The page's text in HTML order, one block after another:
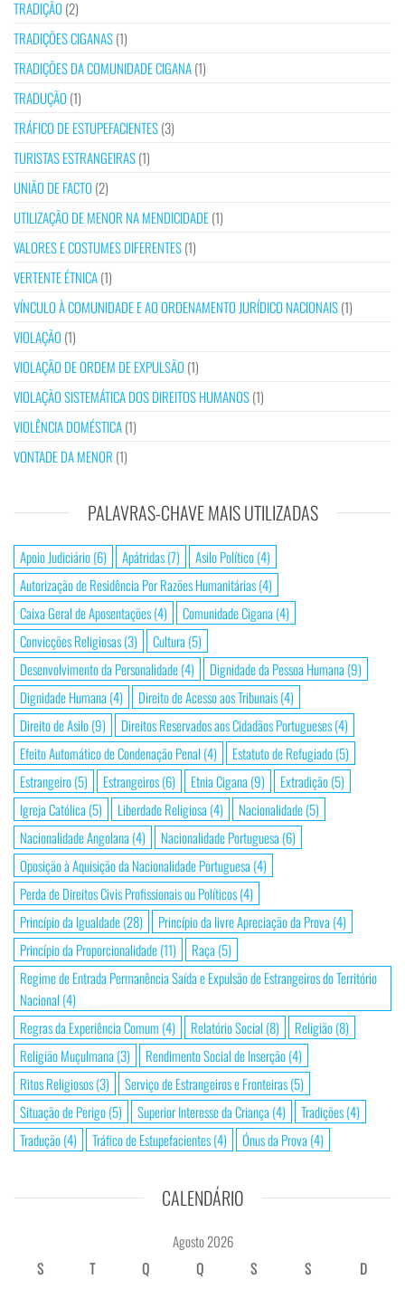
TRADIÇÃO (2)
TRADIÇÕES CIGANAS(1)
TRADIÇÕES DA COMUNIDADE CIGANA(1)
TRADUÇÃO (1)
TRÁFICO DE ESTUPEFACIENTES(3)
TURISTAS ESTRANGEIRAS(1)
UNIÃO DE FACTO (2)
UTILIZAÇÃO DE MENOR NA MENDICIDADE(1)
VALORES E COSTUMES DIFERENTES(1)
VERTENTE ÉTNICA(1)
VÍNCULO À COMUNIDADE E AO ORDENAMENTO JURÍDICO NACIONAIS(1)
VIOLAÇÃO (1)
VIOLAÇÃO DE ORDEM DE EXPULSÃO (1)
VIOLAÇÃO SISTEMÁTICA DOS DIREITOS HUMANOS(1)
VIOLÊNCIA DOMÉSTICA(1)
VONTADE DA MENOR (1)
PALAVRAS-CHAVE MAIS UTILIZADAS
Apoio Judiciário(6) Apátridas(7) Asilo Político(4)
Autorização de Residência Por Razões Humanitárias(4)
Caixa Geral de Aposentações(4) Comunidade Cigana (4)
Convicções Religiosas(3) Cultura (5)
Desenvolvimento da Personalidade(4) Dignidade da Pessoa Humana (9)
Dignidade Humana (4) Direito de Acesso aos Tribunais(4)
Direito de Asilo(9) Direitos Reservados aos Cidadãos Portugueses(4)
Efeito Automático de Condenação Penal (4) Estatuto de Refugiado(5)
Estrangeiro(5) Estrangeiros(6) Etnia Cigana (9) Extradição(5)
Igreja Católica (5) Liberdade Religiosa (4) Nacionalidade(5)
Nacionalidade Angolana (4) Nacionalidade Portuguesa (6)
Oposição à Aquisição da Nacionalidade Portuguesa (4)
Perda de Direitos Civis Profissionais ou Políticos(4)
Princípio da Igualdade(28) Princípio da livre Apreciação da Prova (4)
Princípio da Proporcionalidade(11) Raça (5)
Regime de Entrada Permanência Saída e Expulsão de Estrangeiros do Território
Nacional (4)
Regras da Experiência Comum (4) Relatório Social (8) Religião(8)
Religião Muçulmana (3) Rendimento Social de Inserção(4)
Ritos Religiosos(3) Serviço de Estrangeiros e Fronteiras(5)
Situação de Perigo(5) Superior Interesse da Criança (4) Tradições(4)
Tradução(4) Tráfico de Estupefacientes(4) Ónus da Prova (4)
CALENDÁRIO
Agosto 2026
S
T Q Q S S
D